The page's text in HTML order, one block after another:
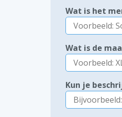
Wat is het
Wat is de
Kun je